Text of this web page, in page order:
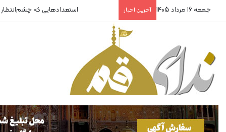
جمعه 16 مرداد 1405 آخرین اخبار ضرورت توجه خاص به